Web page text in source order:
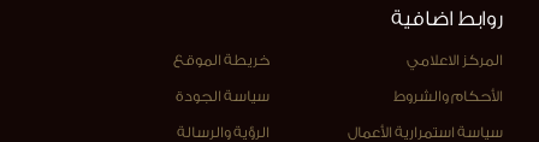
روابط اضافية
المركز الاعلامي خريطة الموقع
الأحكام والشروط سياسة الجودة
سياسة استمرارية الأعمال الرؤية والرسالة